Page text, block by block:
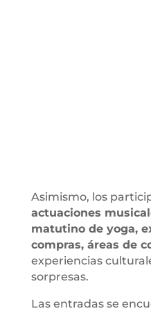
Asimismo, los
actuaciones
matutino de yoga,
compras, áreas de
experiencias
sorpresas.
Las entradas se